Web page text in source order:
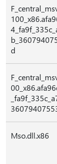
d
Mso.dll.x86